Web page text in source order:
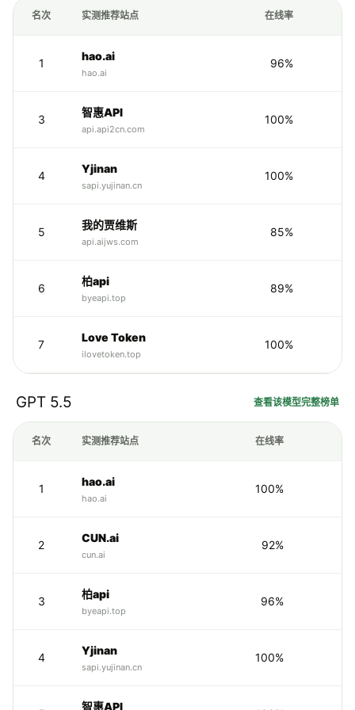
名次 实测推荐站点 在线率
1
hao.ai
hao.ai
96%
3
智惠API
api.api2cn.com
100%
4
Yjinan
sapi.yujinan.cn
100%
5
我的贾维斯
api.aijws.com
85%
6
柏api
byeapi.top
89%
7
Love Token
ilovetoken.top
100%
GPT 5.5 查看该模型完整榜单
名次 实测推荐站点 在线率
1
hao.ai
hao.ai
100%
2
CUN.ai
cun.ai
92%
3
柏api
byeapi.top
96%
4
Yjinan
sapi.yujinan.cn
100%
智惠API